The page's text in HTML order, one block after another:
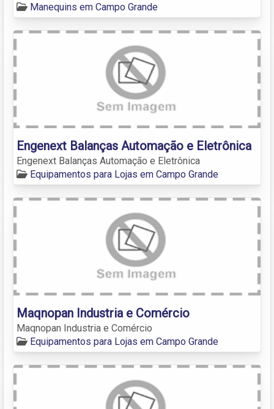
Manequins em Campo Grande
Engenext Balanças Automação e Eletrônica
Engenext Balanças Automação e Eletrônica
Equipamentos para Lojas em Campo Grande
Maqnopan Industria e Comércio
Maqnopan Industria e Comércio
Equipamentos para Lojas em Campo Grande